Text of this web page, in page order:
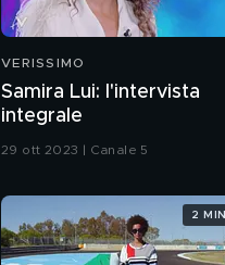
VERISSIMO
Samira Lui: l'intervista
integrale
29 ott 2023 | Canale 5
2 MIN